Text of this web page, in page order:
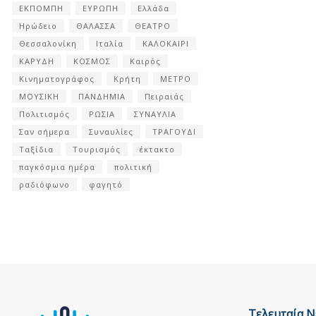
ΕΚΠΟΜΠΗ
ΕΥΡΩΠΗ
Ελλάδα
Ηρώδειο
ΘΑΛΑΣΣΑ
ΘΕΑΤΡΟ
Θεσσαλονίκη
Ιταλία
ΚΑΛΟΚΑΙΡΙ
ΚΑΡΥΔΗ
ΚΟΣΜΟΣ
Καιρός
Κινηματογράφος
Κρήτη
ΜΕΤΡΟ
ΜΟΥΣΙΚΗ
ΠΑΝΔΗΜΙΑ
Πειραιάς
Πολιτισμός
ΡΩΣΙΑ
ΣΥΝΑΥΛΙΑ
Σαν σήμερα
Συναυλίες
ΤΡΑΓΟΥΔΙ
Ταξίδια
Τουρισμός
έκτακτο
παγκόσμια ημέρα
πολιτική
ραδιόφωνο
φαγητό